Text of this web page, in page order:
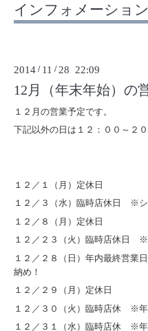
インフォメーション
2014 / 11 / 28 22:09
12月（年末年始）の
１２月の営業予定です。
下記以外の日は１２：００～２
１２／１（月）定休日
１２／３（水）臨時店休日 ※シ
１２／８（月）定休日
１２／２３（火）臨時店休日 ※
１２／２８（日）年内最終営
納め！
１２／２９（月）定休日
１２／３０（火）臨時店休 ※
１２／３１（水）臨時店休 ※